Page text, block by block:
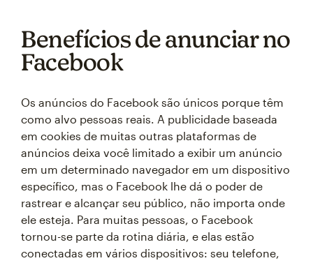
Benefícios de anunciar no
Facebook
Os anúncios do Facebook são únicos porque têm
como alvo pessoas reais. A publicidade baseada
em cookies de muitas outras plataformas de
anúncios deixa você limitado a exibir um anúncio
em um determinado navegador em um dispositivo
específico, mas o Facebook lhe dá o poder de
rastrear e alcançar seu público, não importa onde
ele esteja. Para muitas pessoas, o Facebook
tornou-se parte da rotina diária, e elas estão
conectadas em vários dispositivos: seu telefone,